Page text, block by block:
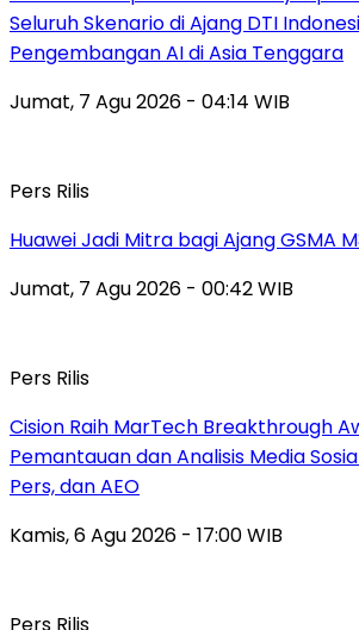
Seluruh Skenario di Ajang DTI
Pengembangan AI di Asia Tenggara
Jumat, 7 Agu 2026 - 04:14 WIB
Pers Rilis
Huawei Jadi Mitra bagi Ajang GSMA
Jumat, 7 Agu 2026 - 00:42 WIB
Pers Rilis
Cision Raih MarTech Breakthrough
Pemantauan dan Analisis Media
Pers, dan AEO
Kamis, 6 Agu 2026 - 17:00 WIB